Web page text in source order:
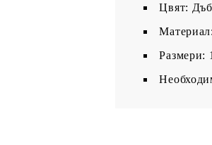
Цвят: Дъб